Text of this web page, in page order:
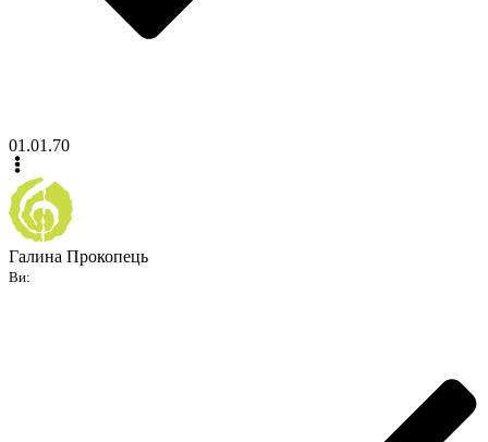
01.01.70
Галина Прокопець
Ви: